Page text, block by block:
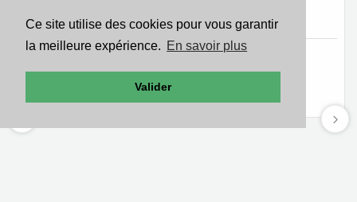
Ce site utilise des cookies pour vous garantir
la meilleure expérience. En savoir plus
Valider
zipasazo binti zake.
Exode 21.9
(BHS)
וְאִם־לִבְנֹ֖ו יִֽיעָדֶ֑נָּה כְּמִשְׁפַּ֥ט הַבָּנֹ֖ות
יַעֲשֶׂה־לָּֽהּ׃